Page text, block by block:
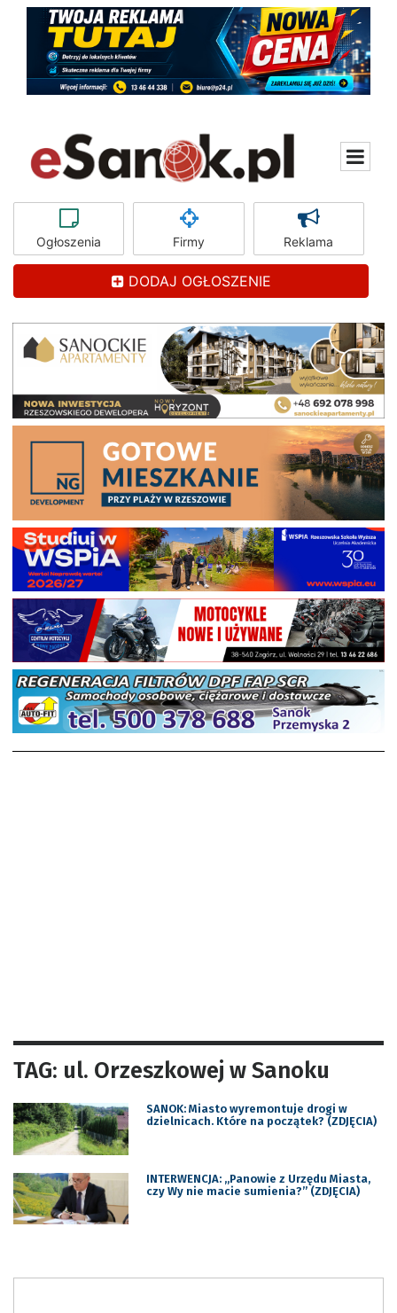
Ogłoszenia Firmy Reklama
DODAJ OGŁOSZENIE
TAG: ul. Orzeszkowej w Sanoku
SANOK: Miasto wyremontuje drogi w
dzielnicach. Które na początek? (ZDJĘCIA)
INTERWENCJA: „Panowie z Urzędu Miasta,
czy Wy nie macie sumienia?” (ZDJĘCIA)